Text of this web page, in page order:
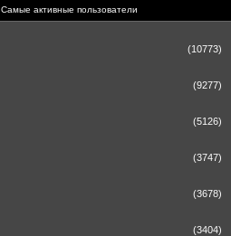
Самые активные пользователи
(10773)
(9277)
(5126)
(3747)
(3678)
(3404)